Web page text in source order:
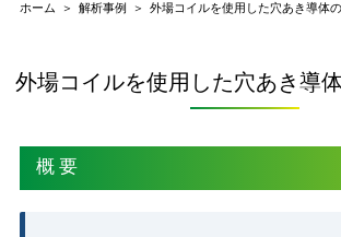
ホーム 解析事例 外場コイルを使用した穴あき導体
外場コイルを使用した穴あき導
概 要